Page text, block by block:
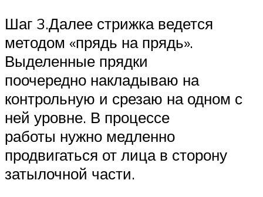
Шаг 3.Далее стрижка ведется
методом «прядь на прядь».
Выделенные прядки
поочередно накладываю на
контрольную и срезаю на одном с
ней уровне. В процессе
работы нужно медленно
продвигаться от лица в сторону
затылочной части.